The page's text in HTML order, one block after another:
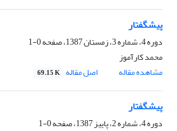
پیشگفتار
دوره 4، شماره 3، زمستان 1387، صفحه
0-1
محمد کارآموز
مشاهده مقاله
اصل مقاله 69.15 K
پیشگفتار
دوره 4، شماره 2، پاییز 1387، صفحه
0-1